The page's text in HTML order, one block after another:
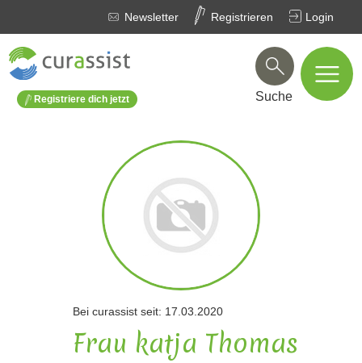
Login
Registrieren
Newsletter
Registriere dich jetzt Suche
Bei curassist seit: 17.03.2020
Frau katja Thomas